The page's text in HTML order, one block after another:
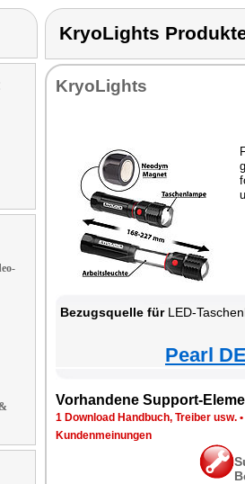
KryoLights Produkte
KryoLights
Bezugsquelle fürLED-
Pearl
Vorhandene Support-
1 Download Handbuch, Treiber usw. •
Kundenmeinungen